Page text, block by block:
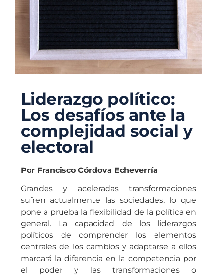
Liderazgo político:
Los desafíos ante la
complejidad social y
electoral
Por Francisco Córdova Echeverría
Grandes y aceleradas transformaciones
sufren actualmente las sociedades, lo que
pone a prueba la flexibilidad de la política en
general. La capacidad de los liderazgos
políticos de comprender los elementos
centrales de los cambios y adaptarse a ellos
marcará la diferencia en la competencia por
el poder y las transformaciones o